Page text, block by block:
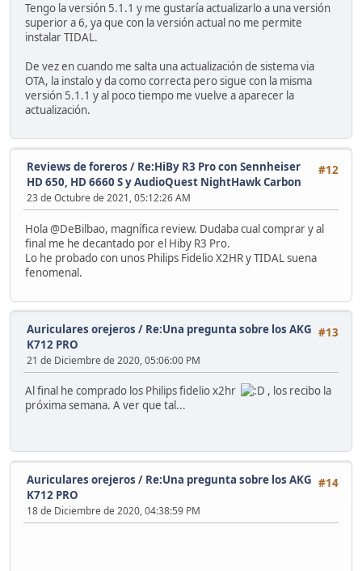
Tengo la versión 5.1.1 y me gustaría actualizarlo a una versión
superior a 6, ya que con la versión actual no me permite
instalar TIDAL.
De vez en cuando me salta una actualización de sistema via
OTA, la instalo y da como correcta pero sigue con la misma
versión 5.1.1 y al poco tiempo me vuelve a aparecer la
actualización.
#12
Reviews de foreros / Re:HiBy R3 Pro con Sennheiser
HD 650, HD 6660 S y AudioQuest NightHawk Carbon
23 de Octubre de 2021, 05:12:26 AM
Hola @DeBilbao, magnífica review. Dudaba cual comprar y al
final me he decantado por el Hiby R3 Pro.
Lo he probado con unos Philips Fidelio X2HR y TIDAL suena
fenomenal.
#13
Auriculares orejeros / Re:Una pregunta sobre los AKG
K712 PRO
21 de Diciembre de 2020, 05:06:00 PM
Al final he comprado los Philips fidelio x2hr
, los recibo la
próxima semana. A ver que tal...
#14
Auriculares orejeros / Re:Una pregunta sobre los AKG
K712 PRO
18 de Diciembre de 2020, 04:38:59 PM